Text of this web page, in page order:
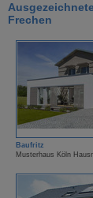
Frechen
Baufritz
Musterhaus Köln